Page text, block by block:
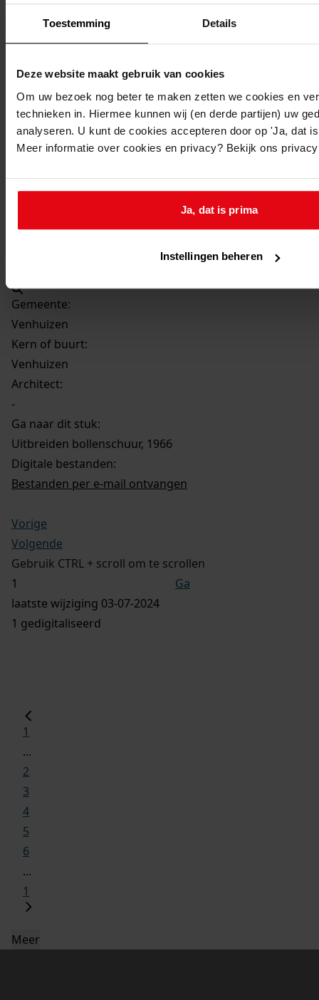
Toestemming Details
Deze website maakt gebruik van cookies
Om uw bezoek nog beter te maken zetten we cookies en
technieken in. Hiermee kunnen wij (en derde partijen) uw
analyseren. U kunt de cookies accepteren door op 'Ja, dat
Meer informatie over cookies en privacy? Bekijk ons
Ja, dat is prima
Instellingen beheren
Uitbreiden bollenschuur
09-09-1966
Adres:
Venhuizen, Burgemeester J. Zijpweg 21
Perceel:
Gemeente:
Venhuizen
Kern of buurt:
Venhuizen
Architect:
-
Ga naar dit stuk:
Uitbreiden bollenschuur, 1966
Digitale bestanden:
Bestanden per e-mail ontvangen
Vorige
Volgende
Gebruik CTRL + scroll om te scrollen
Ga
laatste wijziging 03-07-2024
1 gedigitaliseerd
1
...
2
3
4
5
6
...
1
Meer